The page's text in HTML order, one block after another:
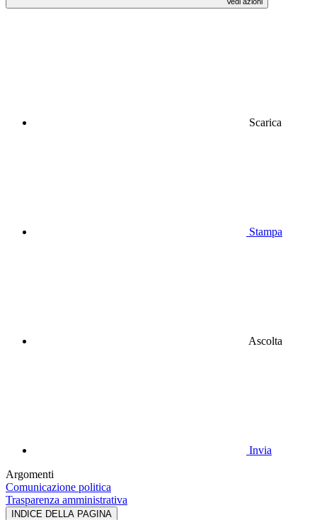
Scarica
Stampa
Ascolta
Invia
Argomenti
Comunicazione politica
Trasparenza amministrativa
INDICE DELLA PAGINA